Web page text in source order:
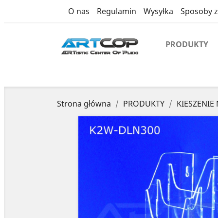
O nas Regulamin Wysyłka Sposoby
PRODUKTY
Strona główna PRODUKTY